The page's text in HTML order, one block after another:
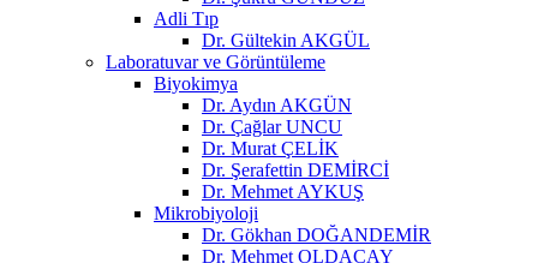
Adli Tıp
Dr. Gültekin AKGÜL
Laboratuvar ve Görüntüleme
Biyokimya
Dr. Aydın AKGÜN
Dr. Çağlar UNCU
Dr. Murat ÇELİK
Dr. Şerafettin DEMİRCİ
Dr. Mehmet AYKUŞ
Mikrobiyoloji
Dr. Gökhan DOĞANDEMİR
Dr. Mehmet OLDACAY